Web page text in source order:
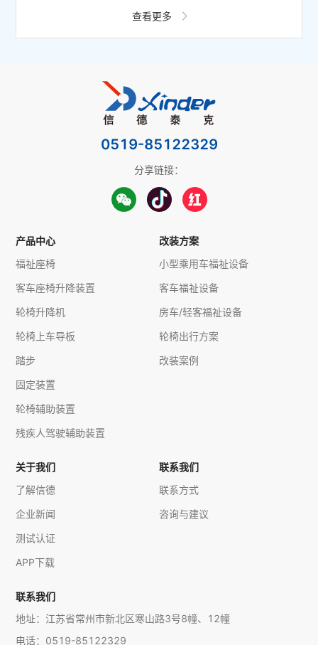
查看更多
产品中心
福祉座椅
客车座椅升降装置
轮椅升降机
轮椅上车导板
踏步
固定装置
轮椅辅助装置
残疾人驾驶辅助装置
改装方案
小型乘用车福祉设备
客车福祉设备
房车/轻客福祉设备
轮椅出行方案
改装案例
关于我们
了解信德
企业新闻
测试认证
APP下载
联系我们
联系方式
咨询与建议
联系我们
地址：江苏省常州市新北区寒山路3号8幢、12幢
电话：0519-85122329
0519-85122329
分享链接：